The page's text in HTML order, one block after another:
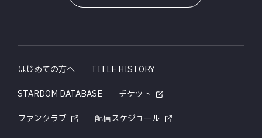
はじめての方へ
TITLE HISTORY
STARDOM DATABASE
チケット
ファンクラブ
配信スケジュール